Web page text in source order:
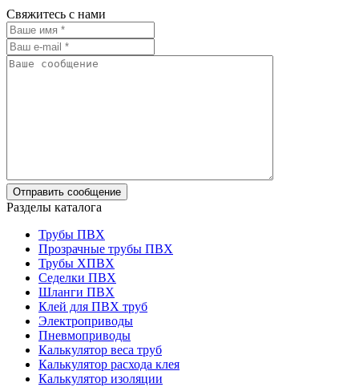
Свяжитесь с нами
Разделы каталога
Трубы ПВХ
Прозрачные трубы ПВХ
Трубы ХПВХ
Седелки ПВХ
Шланги ПВХ
Клей для ПВХ труб
Электроприводы
Пневмоприводы
Калькулятор веса труб
Калькулятор расхода клея
Калькулятор изоляции